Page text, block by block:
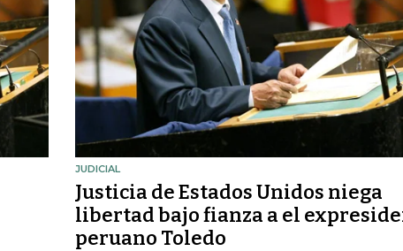
JUDICIAL
Justicia de Estados Unidos niega
libertad bajo fianza a el
peruano Toledo